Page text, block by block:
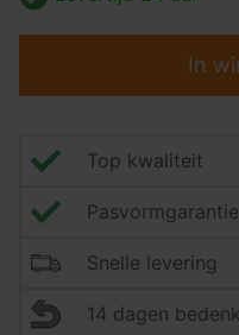
In
Top kwaliteit
Pasvormgarantie
Snelle levering
14 dagen